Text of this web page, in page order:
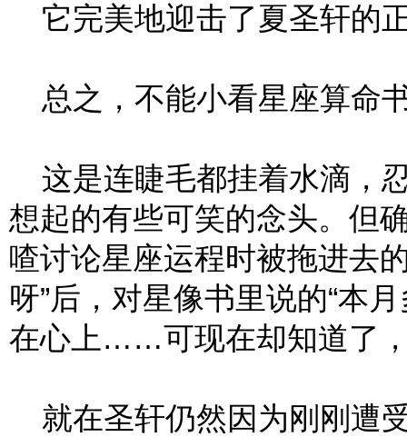
它完美地迎击了夏圣轩的
总之，不能小看星座算命
这是连睫毛都挂着水滴，
想起的有些可笑的念头。但
喳讨论星座运程时被拖进去
呀”后，对星像书里说的“本
在心上……可现在却知道了
就在圣轩仍然因为刚刚遭